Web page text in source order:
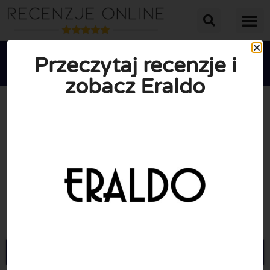
 
Przeczytaj recenzje i
zobacz Eraldo